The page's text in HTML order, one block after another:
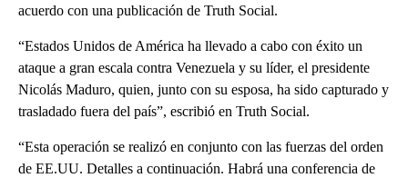
acuerdo con una publicación de Truth Social.
“Estados Unidos de América ha llevado a cabo con éxito un
ataque a gran escala contra Venezuela y su líder, el presidente
Nicolás Maduro, quien, junto con su esposa, ha sido capturado y
trasladado fuera del país”, escribió en Truth Social.
“Esta operación se realizó en conjunto con las fuerzas del orden
de EE.UU. Detalles a continuación. Habrá una conferencia de